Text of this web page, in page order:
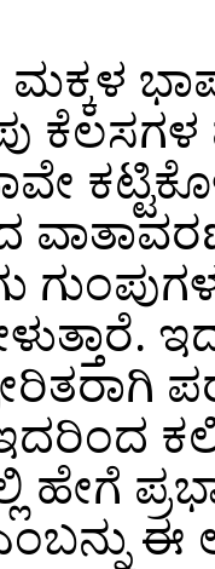
ಮಕ್ಕಳ
ಕೆಲಸಗಳ
ಇದರಿಂದ
ಹೇಗೆ
ಈ